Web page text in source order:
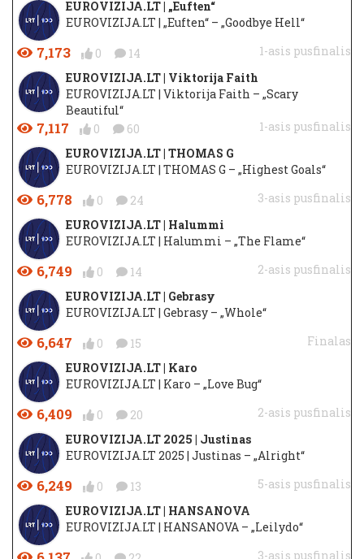
EUROVIZIJA.LT | „Euften“
EUROVIZIJA.LT | „Euften“ – „Goodbye Hell“
7,173 0 14
1-asis pusfinalis
EUROVIZIJA.LT | Viktorija Faith
EUROVIZIJA.LT | Viktorija Faith – „Scary
Beautiful“
7,117 0 60
1-asis pusfinalis
EUROVIZIJA.LT | THOMAS G
EUROVIZIJA.LT | THOMAS G – „Highest Goals“
6,778 0 24
3-asis pusfinalis
EUROVIZIJA.LT | Halummi
EUROVIZIJA.LT | Halummi – „The Flame“
6,749 0 14
2-asis pusfinalis
EUROVIZIJA.LT | Gebrasy
EUROVIZIJA.LT | Gebrasy – „Whole“
6,647 0 15
Finalas
EUROVIZIJA.LT | Karo
EUROVIZIJA.LT | Karo – „Love Bug“
6,409 0 20
2-asis pusfinalis
EUROVIZIJA.LT 2025 | Justinas
EUROVIZIJA.LT 2025 | Justinas – „Alright“
6,249 0 13
5-asis pusfinalis
EUROVIZIJA.LT | HANSANOVA
EUROVIZIJA.LT | HANSANOVA – „Leilydo“
3-asis pusfinalis